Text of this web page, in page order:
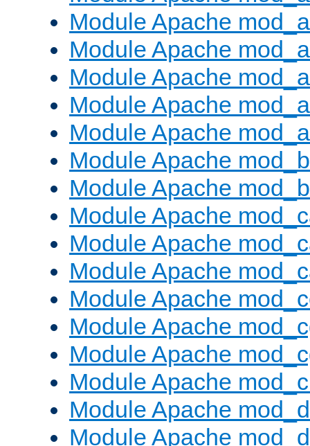
Module Apache
Module Apache
Module Apache
Module Apache
Module Apache
Module Apache
Module Apache
Module Apache
Module Apache
Module Apache
Module Apache
Module Apache
Module Apache
Module Apache
Module Apache
Module Apache